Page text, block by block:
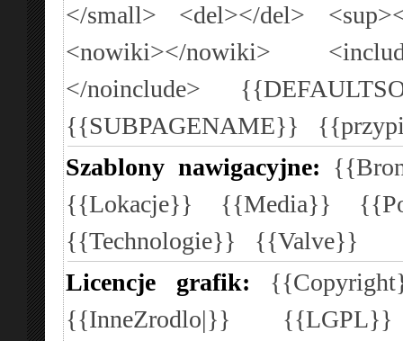
</small>
<del></del>
<nowiki></nowiki>
</noinclude>
{{SUBPAGENAME}}
Szablony nawigacyjne:
{{Lokacje}}
{{Media}}
{{Technologie}}
{{Valve}}
Licencje grafik:
{{InneZrodlo|}}